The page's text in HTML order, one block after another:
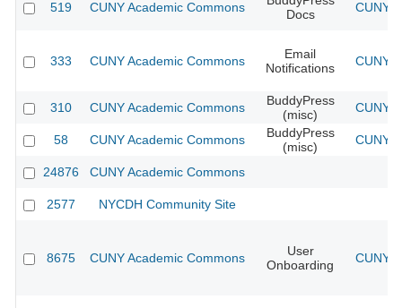
519 CUNY Academic Commons
Docs
CUNY
333 CUNY Academic Commons
Email
Notifications
CUNY
310 CUNY Academic Commons
BuddyPress
(misc)
CUNY
58 CUNY Academic Commons
BuddyPress
(misc)
CUNY
24876 CUNY Academic Commons
2577 NYCDH Community Site
8675 CUNY Academic Commons
User
Onboarding
CUNY